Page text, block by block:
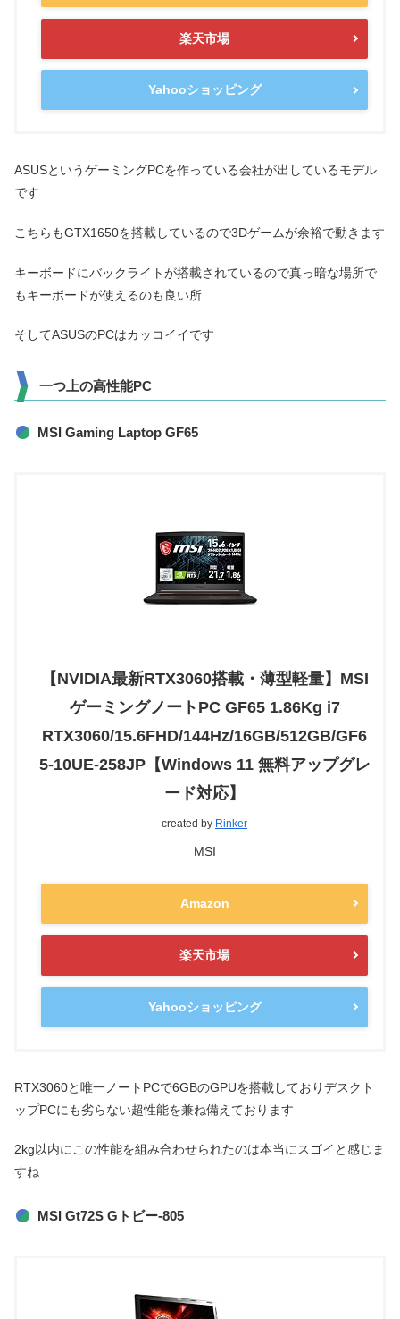
楽天市場
Yahooショッピング
ASUSというゲーミングPCを作っている会社が出しているモデル
です
こちらもGTX1650を搭載しているので3Dゲームが余裕で動きます
キーボードにバックライトが搭載されているので真っ暗な場所で
もキーボードが使えるのも良い所
そしてASUSのPCはカッコイイです
一つ上の高性能PC
MSI Gaming Laptop GF65
【NVIDIA最新RTX3060搭載・薄型軽量】MSI
ゲーミングノートPC GF65 1.86Kg i7
RTX3060/15.6FHD/144Hz/16GB/512GB/GF6
5-10UE-258JP【Windows 11 無料アップグレ
ード対応】
created by Rinker
MSI
Amazon
楽天市場
Yahooショッピング
RTX3060と唯一ノートPCで6GBのGPUを搭載しておりデスクト
ップPCにも劣らない超性能を兼ね備えております
2kg以内にこの性能を組み合わせられたのは本当にスゴイと感じま
すね
MSI Gt72S Gトビー-805